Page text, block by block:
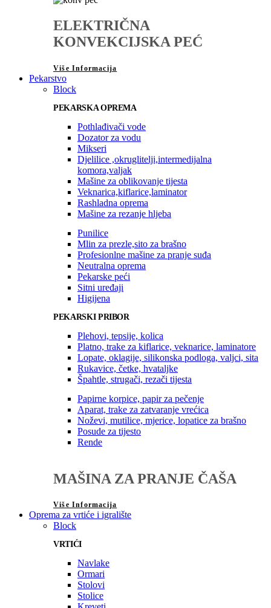
ELEKTRIČNA
KONVEKCIJSKA PEĆ
Više Informacija
Pekarstvo
Block
PEKARSKA OPREMA
Pothlađivači vode
Dozator za vodu
Mikseri
Djelilice ,okruglitelji,intermedijalna
komora,valjak
Mašine za oblikovanje tijesta
Veknarica,kiflarice,laminator
Rashladna oprema
Mašine za rezanje hljeba
Punilice
Mlin za prezle,sito za brašno
Profesionlne mašine za pranje suđa
Neutralna oprema
Pekarske peći
Sitni uređaji
Higijena
PEKARSKI PRIBOR
Plehovi, tepsije, kolica
Platno, trake za kiflarice, veknarice, laminatore
Lopate, oklagije, silikonska podloga, valjci, sita
Rukavice, četke, hvataljke
Špahtle, strugači, rezači tijesta
Papirne korpice, papir za pečenje
Aparat, trake za zatvaranje vrećica
Noževi, mutilice, mjerice, lopatice za brašno
Posude za tijesto
Rende
MAŠINA ZA PRANJE ČAŠA
Više Informacija
Oprema za vrtiće i igralište
Block
VRTIĆI
Navlake
Ormari
Stolovi
Stolice